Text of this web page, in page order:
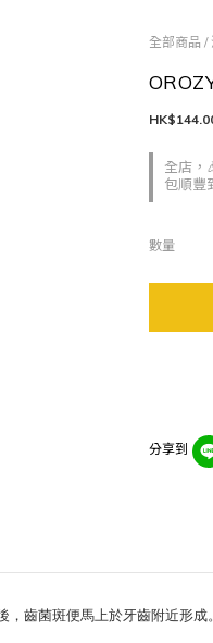
全部商品 /
全店，
包順豐
數量
分享到
齒菌斑便馬上於牙齒附近形成。